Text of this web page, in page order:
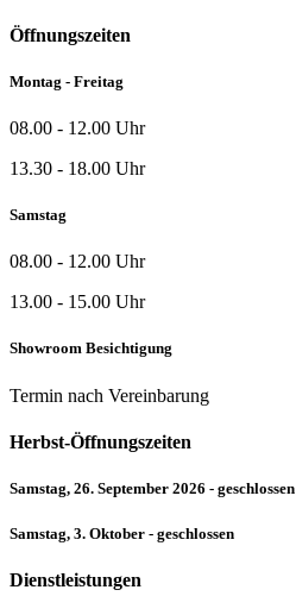
Öffnungszeiten
Montag - Freitag
08.00 - 12.00 Uhr
13.30 - 18.00 Uhr
Samstag
08.00 - 12.00 Uhr
13.00 - 15.00 Uhr
Showroom Besichtigung
Termin nach Vereinbarung
Herbst-Öffnungszeiten
Samstag, 26. September 2026 - geschlossen
Samstag, 3. Oktober - geschlossen
Dienstleistungen